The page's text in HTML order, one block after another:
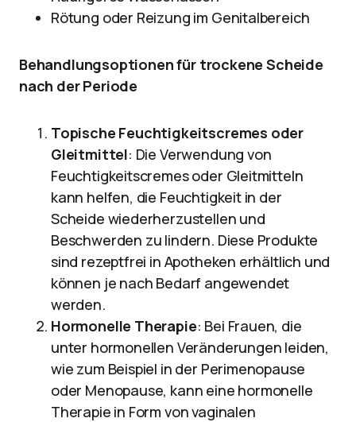
Rötung oder Reizung im Genitalbereich
Behandlungsoptionen für trockene Scheide
nach der Periode
Topische Feuchtigkeitscremes oder
Gleitmittel: Die Verwendung von
Feuchtigkeitscremes oder Gleitmitteln
kann helfen, die Feuchtigkeit in der
Scheide wiederherzustellen und
Beschwerden zu lindern. Diese Produkte
sind rezeptfrei in Apotheken erhältlich und
können je nach Bedarf angewendet
werden.
Hormonelle Therapie: Bei Frauen, die
unter hormonellen Veränderungen leiden,
wie zum Beispiel in der Perimenopause
oder Menopause, kann eine hormonelle
Therapie in Form von vaginalen